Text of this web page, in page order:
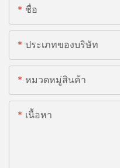
ชื่อ
ประเภทของบริษัท
หมวดหมู่สินค้า
เนื้อหา